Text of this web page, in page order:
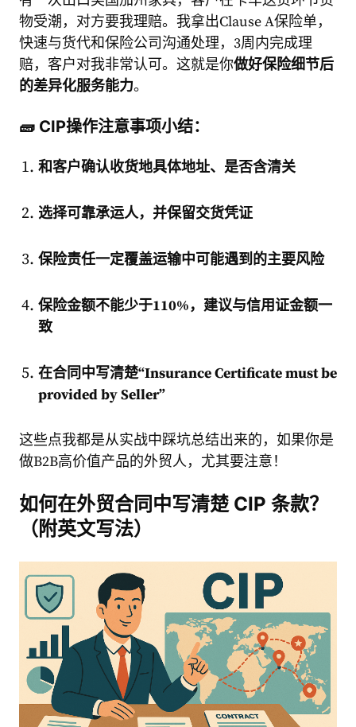
物受潮，对方要我理赔。我拿出Clause A保险单，
快速与货代和保险公司沟通处理，3周内完成理
赔，客户对我非常认可。这就是你做好保险细节后
的差异化服务能力。
🧱 CIP操作注意事项小结：
和客户确认收货地具体地址、是否含清关
选择可靠承运人，并保留交货凭证
保险责任一定覆盖运输中可能遇到的主要风险
保险金额不能少于110%，建议与信用证金额一
致
在合同中写清楚“Insurance Certificate must be
provided by Seller”
这些点我都是从实战中踩坑总结出来的，如果你是
做B2B高价值产品的外贸人，尤其要注意！
如何在外贸合同中写清楚 CIP 条款？
（附英文写法）